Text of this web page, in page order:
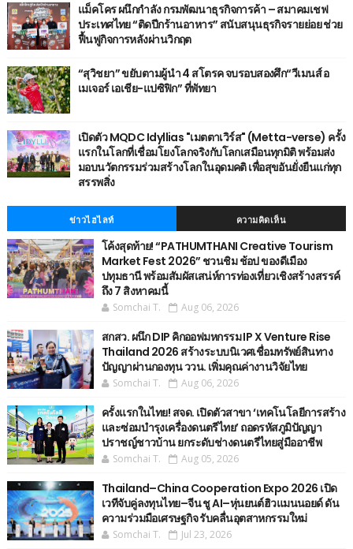
แม็คโคร ผนึกกำลัง กรมพัฒนาธุรกิจการค้า – สมาคมเชฟ
ประเทศไทย “ติดปีกร้านอาหาร” สนับสนุนธุรกิจรายย่อย ช่วย
ฟื้นฟูกิจการหลังผ่านวิกฤต
“สุวิชยา” ขยับตามผู้นำ 4 สโตรค จบรอบสองศึก“วีเมนส์ อ
เมเจอร์ เอเชีย-แปซิฟิก” ที่พัทยา
เปิดตัว MQDC Idyllias "เมตตาเวิร์ส" (Metta-verse) ครั้ง
แรกในโลกที่เชื่อมโยงโลกจริงกับโลกเสมือนทุกมิติ พร้อมส่ง
มอบนวัตกรรมร่วมสร้างโลกในอุดมคติ เพื่อสุขอันยั่งยืนแก่ทุก
สรรพสิ่ง
ข่าวไฮไลท์ ความคิดเห็น
โค้งสุดท้าย! “PATHUMTHANI Creative Tourism
Market Fest 2026” ชวนชิม ช้อป ของดีเมือง
ปทุมธานี พร้อมสัมผัสเสน่ห์การท่องเที่ยวเชิงสร้างสรรค์
ถึง 7 สิงหาคมนี้
Somchai T. Aug 06, 2026
สกสว. ผนึก DIP คิกออฟมหกรรม IP X Venture Rise
Thailand 2026 สร้างระบบนิเวศเชื่อมทรัพย์สินทาง
ปัญญาผ่านกองทุน ววน. เพิ่มคุณค่างานวิจัยไทย
Somchai T. Aug 06, 2026
ครั้งแรกในไทย! สจด. เปิดตัวสาขา ‘เทคโนโลยีการสร้าง
และซ่อมบำรุงเครื่องดนตรีไทย’ ​ถอดรหัสภูมิปัญญา
ปราชญ์ชาวบ้าน ยกระดับช่างดนตรีไทยสู่มืออาชีพ
Somchai T. Aug 05, 2026
Thailand–China Cooperation Expo 2026 เปิด
เวทีจับคู่ลงทุนไทย–จีน ชู AI–หุ่นยนต์ฮิวแมนนอยด์ ดัน
ความร่วมมือเศรษฐกิจ รับคลื่นอุตสาหกรรมใหม่
Somchai T. Jul 23, 2026